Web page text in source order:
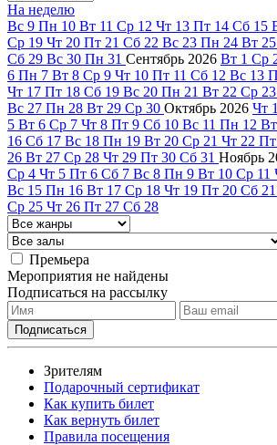
На неделю
Вс 9 Пн 10 Вт 11 Ср 12 Чт 13 Пт 14 Сб 15
Ср 19 Чт 20 Пт 21 Сб 22 Вс 23 Пн 24 Вт 25
Сб 29 Вс 30 Пн 31 Сентябрь 2026 Вт 1 Ср
6 Пн 7 Вт 8 Ср 9 Чт 10 Пт 11 Сб 12 Вс 13
Чт 17 Пт 18 Сб 19 Вс 20 Пн 21 Вт 22 Ср 23
Вс 27 Пн 28 Вт 29 Ср 30 Октябрь 2026 Чт 1
5 Вт 6 Ср 7 Чт 8 Пт 9 Сб 10 Вс 11 Пн 12 Вт
16 Сб 17 Вс 18 Пн 19 Вт 20 Ср 21 Чт 22 Пт
26 Вт 27 Ср 28 Чт 29 Пт 30 Сб 31 Ноябрь
Ср 4 Чт 5 Пт 6 Сб 7 Вс 8 Пн 9 Вт 10 Ср 11
Вс 15 Пн 16 Вт 17 Ср 18 Чт 19 Пт 20 Сб 21
Ср 25 Чт 26 Пт 27 Сб 28
Премьера
Мероприятия не найдены
Подписаться на рассылку
Зрителям
Подарочный сертификат
Как купить билет
Как вернуть билет
Правила посещения